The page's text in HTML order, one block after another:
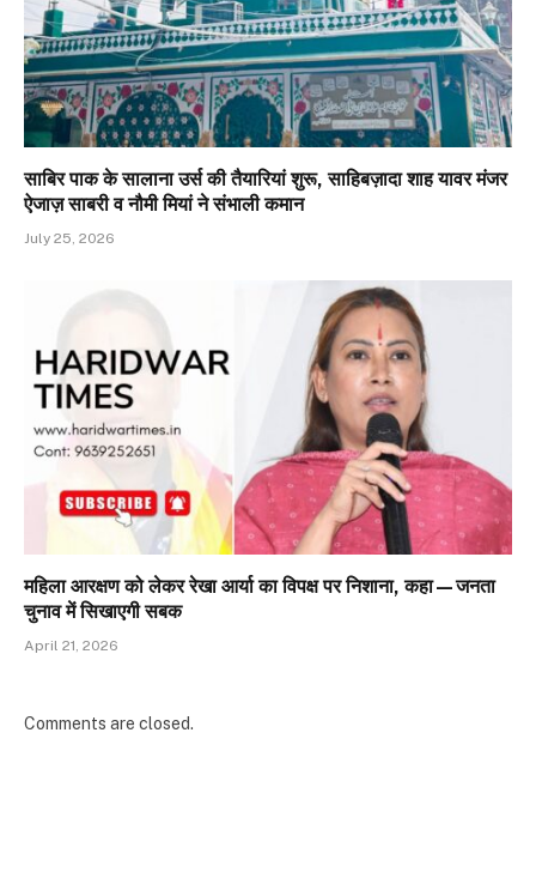
साबिर पाक के सालाना उर्स की तैयारियां शुरू, साहिबज़ादा शाह यावर मंजर
ऐजाज़ साबरी व नौमी मियां ने संभाली कमान
July 25, 2026
महिला आरक्षण को लेकर रेखा आर्या का विपक्ष पर निशाना, कहा—जनता
चुनाव में सिखाएगी सबक
April 21, 2026
Comments are closed.